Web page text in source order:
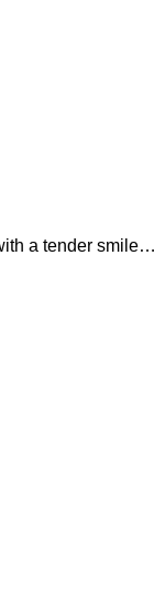
a tender